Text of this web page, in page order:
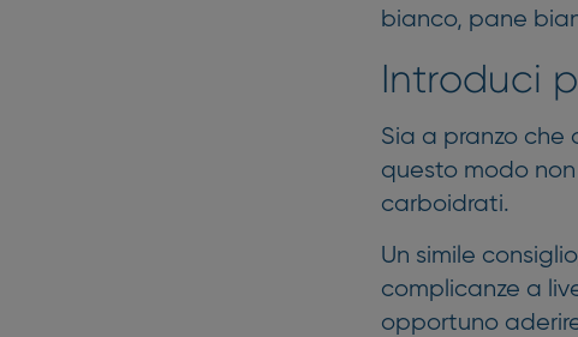
bianco, pane
Introduci
Sia a pranzo che
questo modo
carboidrati.
Un simile
complicanze a
opportuno